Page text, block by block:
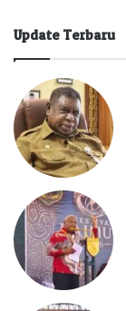
Update Terbaru